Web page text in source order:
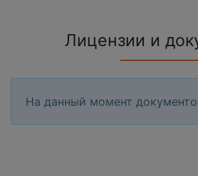
Лицензии и
На данный момент